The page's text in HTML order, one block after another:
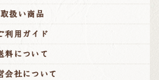
取扱い商品
利用ガイド
料について
会社について